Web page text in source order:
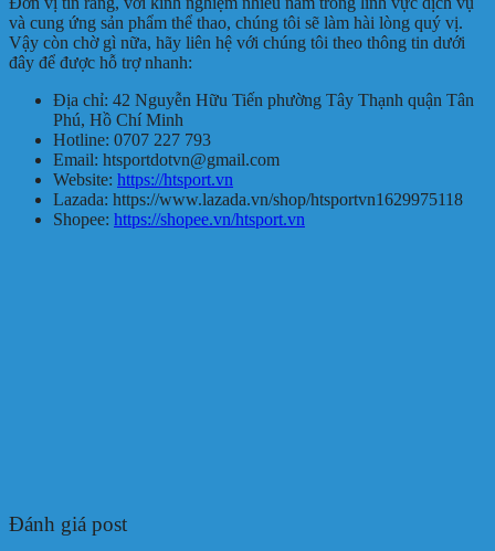
và cung ứng sản phẩm thể thao, chúng tôi sẽ làm hài lòng quý vị.
Vậy còn chờ gì nữa, hãy liên hệ với chúng tôi theo thông tin dưới
đây để được hỗ trợ nhanh:
Địa chỉ: 42 Nguyễn Hữu Tiến phường Tây Thạnh quận Tân
Phú, Hồ Chí Minh
Hotline: 0707 227 793
Email: htsportdotvn@gmail.com
Website: https://htsport.vn
Lazada: https://www.lazada.vn/shop/htsportvn1629975118
Shopee: https://shopee.vn/htsport.vn
Đánh giá post